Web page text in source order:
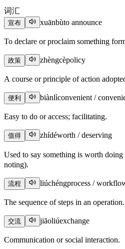
词汇
宣布 xuānbùto announce
To declare or proclaim something
政策 zhèngcèpolicy
A course or principle of action
便利 biànlìconvenient /
Easy to do or access; facilitating.
值得 zhídéworth / deserving
Used to say something is worth
noting).
流程 liúchéngprocess /
The sequence of steps in an operation.
交流 jiāoliúexchange
Communication or social interaction.